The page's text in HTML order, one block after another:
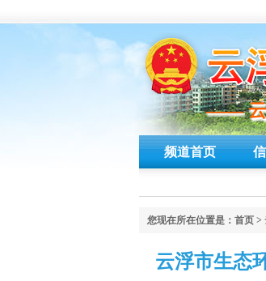
—— 云
—— 云
频道首页
您现在所在位置是： 首页 >
云浮市生态